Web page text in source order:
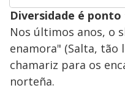
Diversidade é
Nos últimos anos, o
enamora" (Salta, tão
chamariz para os
norteña.